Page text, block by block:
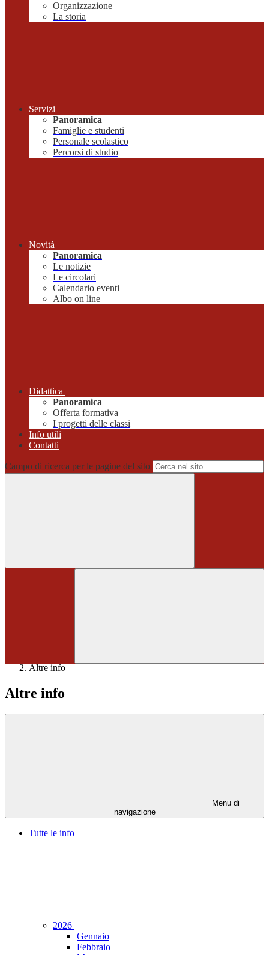
Organizzazione
La storia
Servizi
Panoramica
Famiglie e studenti
Personale scolastico
Percorsi di studio
Novità
Panoramica
Le notizie
Le circolari
Calendario eventi
Albo on line
Didattica
Panoramica
Offerta formativa
I progetti delle classi
Info utili
Contatti
Campo di ricerca per le pagine del sito
Altre info
Altre info
Menu di
navigazione
Tutte le info
2026
Gennaio
Febbraio